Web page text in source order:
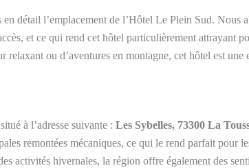
détail l’emplacement de l’Hôtel Le Plein Sud. Nous
et ce qui rend cet hôtel particulièrement attrayant
relaxant ou d’aventures en montagne, cet hôtel est une
à l’adresse suivante : Les Sybelles, 73300 La
remontées mécaniques, ce qui le rend parfait pour
activités hivernales, la région offre également des